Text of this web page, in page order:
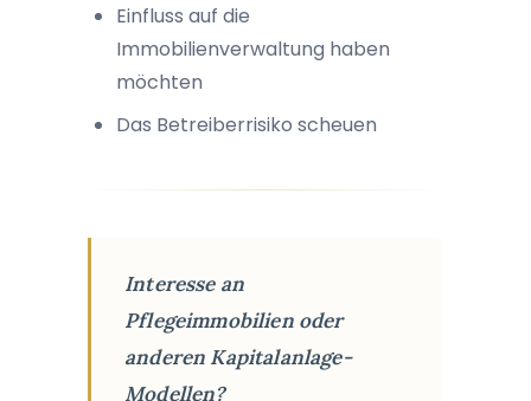
Einfluss auf die
Immobilienverwaltung haben
möchten
Das Betreiberrisiko scheuen
Interesse an
Pflegeimmobilien oder
anderen Kapitalanlage-
Modellen?